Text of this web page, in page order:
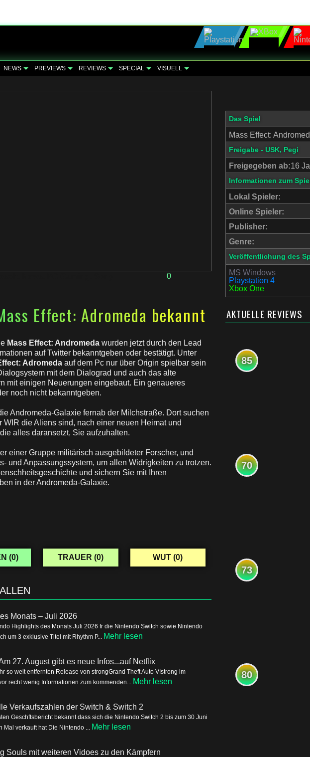
NEWS PREVIEWS REVIEWS SPECIAL VISUELL
0
Effect: Adromeda bekannt
Mass Effect: Andromeda wurden jetzt durch den Lead
auf Twitter bekanntgeben oder bestätigt. Unter
Adromeda auf dem Pc nur über Origin spielbar sein
mit dem Dialograd und auch das alte
mit einigen Neuerungen eingebaut. Ein genaueres
noch nicht bekanntgeben.
Andromeda-Galaxie fernab der Milchstraße. Dort suchen
die Aliens sind, nach einer neuen Heimat und
alles daransetzt, Sie aufzuhalten.
einer Gruppe militärisch ausgebildeter Forscher, und
und Anpassungssystem, um allen Widrigkeiten zu trotzen.
und sichern Sie mit Ihren
in der Andromeda-Galaxie.
(0) TRAUER (0) WUT (0)
Monats – Juli 2026
Highlights des Monats Juli 2026 fr die Nintendo Switch sowie Nintendo
um 3 exklusive Titel mit Rhythm P... Mehr lesen
27. August gibt es neue Infos...auf Netflix
so weit entfernten Release von strongGrand Theft Auto VIstrong im
recht wenig Informationen zum kommenden... Mehr lesen
Verkaufszahlen der Switch & Switch 2
Geschftsbericht bekannt dass sich die Nintendo Switch 2 bis zum 30 Juni
Mal verkauft hat Die Nintendo ... Mehr lesen
Souls mit weiteren Vidoes zu den Kämpfern
Das Spiel
Mass Effect:
Freigabe - USK, Pegi
Freigegeben ab:16
Informationen zum
Lokal Spieler:
Online Spieler:
Publisher:
Genre:
Veröffentlichung des
MS Windows
Playstation 4
Xbox One
AKTUELLE REVIEWS
85
70
73
80